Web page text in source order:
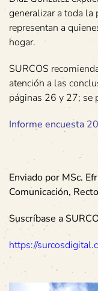
generalizar a toda la
representan a
hogar.
SURCOS
atención a las
páginas 26 y 27; se
Informe encuesta
Enviado por MSc.
Comunicación,
Suscríbase a
https://